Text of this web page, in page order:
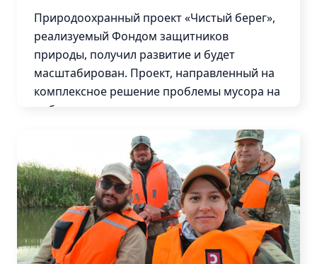
Контакты
Природоохранный проект «Чистый берег»,
реализуемый Фондом защитников
природы, получил развитие и будет
масштабирован. Проект, направленный на
комплексное решение проблемы мусора на
побережьях с помощью современных
технологий, стал победителем грантового...
Подробнее